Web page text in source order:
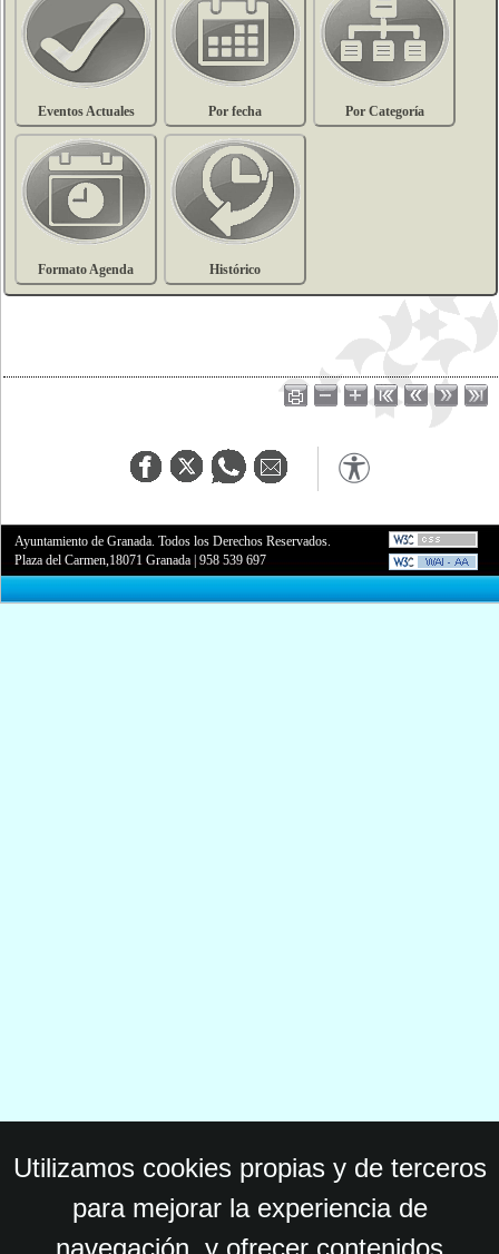
Eventos Actuales Por fecha Por Categoría
Formato Agenda Histórico
Ayuntamiento de Granada. Todos los Derechos Reservados.
Plaza del Carmen,18071 Granada |958 539 697
Utilizamos cookies propias y de terceros
para mejorar la experiencia de
navegación, y ofrecer contenidos